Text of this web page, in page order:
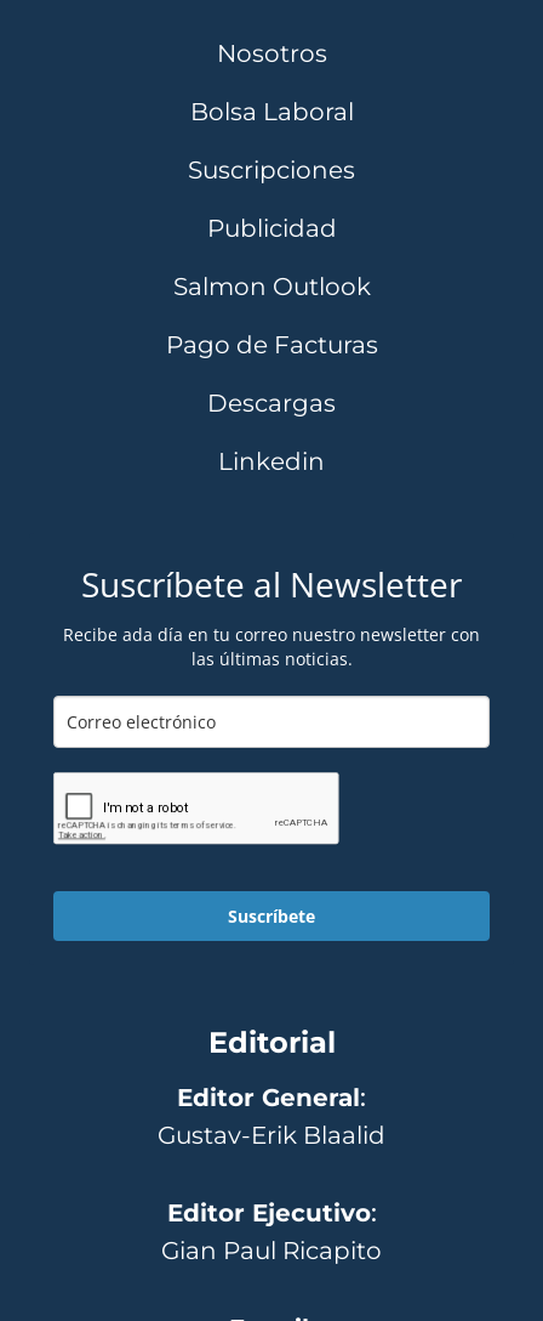
Nosotros
Bolsa Laboral
Suscripciones
Publicidad
Salmon Outlook
Pago de Facturas
Descargas
Linkedin
Suscríbete al Newsletter
Recibe ada día en tu correo nuestro newsletter con
las últimas noticias.
Suscríbete
Editorial
Editor General:
Gustav-Erik Blaalid
Editor Ejecutivo:
Gian Paul Ricapito